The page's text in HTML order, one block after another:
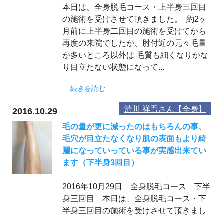
本日は、全身脱毛コース・上半身三回目
の施術を受けさせて頂きました。 約2ヶ
月前に上半身二回目の施術を受けてから
再度の来院でしたが、肘付近の元々毛量
が多いところ以外は 毛質も細くなりかな
り目立たない状態になって...
続きを読む
2016.10.29 清川 祥吾さん【全身】
毛の量が更に減ったのはもちろんの事、
毛穴が目立たなくなり肌の表面もより綺
麗になっていっている事が実感出来てい
ます（下半身3回目）
2016年10月29日 全身脱毛コース 下半
身三回目 本日は、全身脱毛コース・下
半身三回目の施術を受けさせて頂きまし